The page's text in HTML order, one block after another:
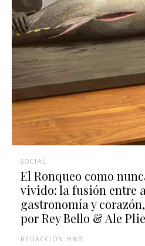
SOCIAL
El Ronqueo como
vivido: la fusión entre
gastronomía y
por Rey Bello & Ale
REDACCIÓN H&B